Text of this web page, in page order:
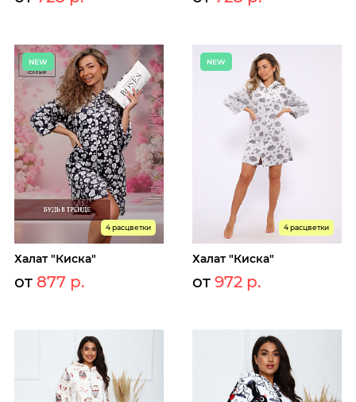
4 расцветки
Халат "Киска"
от 877 р.
4 расцветки
Халат "Киска"
от 972 р.